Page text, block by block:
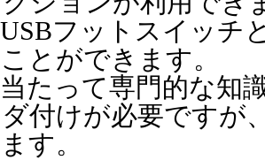
USBフットスイッチ
とができます。
当たって専門的な知
付けが必要ですが
す。